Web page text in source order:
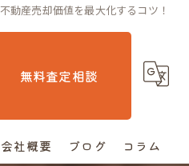
動産売却価値を最大化するコツ！
無料査定相談
会社概要 ブログ コラム